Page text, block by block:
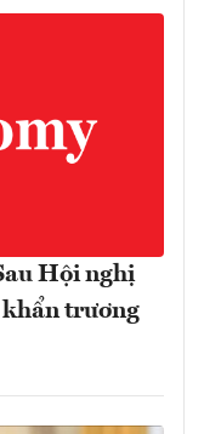
Hội nghị
trương